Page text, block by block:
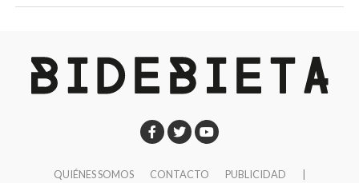
QUIÉNES SOMOS CONTACTO PUBLICIDAD